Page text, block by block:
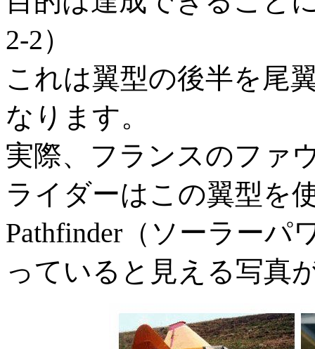
2-2）
これは翼型の後半を尾
なります。
実際、フランスのファ
ライダーはこの翼型を
Pathfinder（ソーラーパ
っていると見える写真